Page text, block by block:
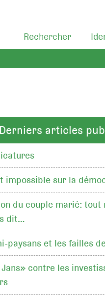
Rechercher
Derniers articles
impossible sur la
du couple marié: tout
dit…
paysans et les failles
contre les